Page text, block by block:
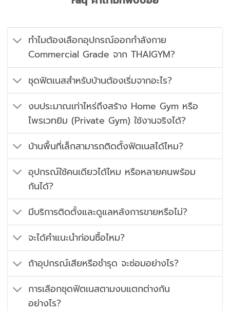
ทำไมต้องเลือกอุปกรณ์ออกกำลังกาย
Commercial Grade จาก THAIGYM?
ชุดฟิตเนสสำหรับบ้านต้องเริ่มจากอะไร?
งบประมาณเท่าไหร่ถึงสร้าง Home Gym หรือ
ไพรเวทยิม (Private Gym) ใช้งานจริงได้?
บ้านพื้นที่เล็กสามารถติดตั้งฟิตเนสได้ไหม?
อุปกรณ์ใช้คนเดียวได้ไหม หรือหลายคนพร้อม
กันได้?
มีบริการติดตั้งและดูแลหลังการขายหรือไม่?
จะได้คำแนะนำก่อนซื้อไหม?
ถ้าอุปกรณ์เสียหรือชำรุด จะซ่อมอย่างไร?
การเลือกชุดฟิตเนสตามงบแตกต่างกัน
อย่างไร?